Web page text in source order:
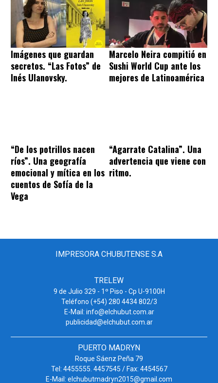
Imágenes que guardan
secretos. “Las Fotos” de
Inés Ulanovsky.
Marcelo Neira compitió en
Sushi World Cup ante los
mejores de Latinoamérica
“De los potrillos nacen
ríos”. Una geografía
emocional y mítica en los
cuentos de Sofía de la
Vega
“Agarrate Catalina”. Una
advertencia que viene con
ritmo.
IMPRESORA CHUBUTENSE S.A
TRELEW
9 de Julio 329 - 1º Piso - Cp U-9100H
Teléfono (+54) 280 4434 802/3
E-Mail: info@elchubut.com.ar
publicidad@elchubut.com.ar
PUERTO MADRYN
Roque Sáenz Peña 79
Tel: 4455555. 4457545 / Fax: 4454567
E-Mail: elchubutmadryn2015@gmail.com